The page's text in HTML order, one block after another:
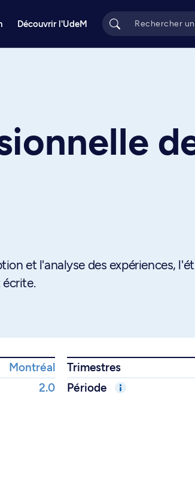
Découvrir l'UdeM
et l'analyse des expériences,
Montréal
Trimestres
2.0 Période